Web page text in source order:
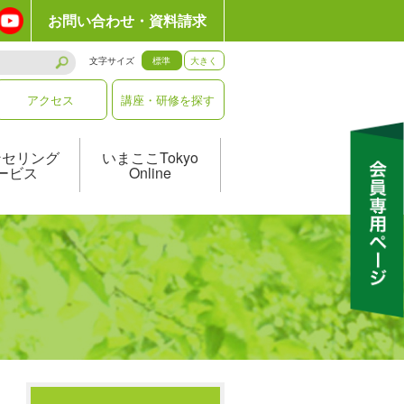
お問い合わせ・資料請求
文字サイズ 標準 大きく
アクセス 講座・研修を探す
リング
ビス
いまここTokyo
Online